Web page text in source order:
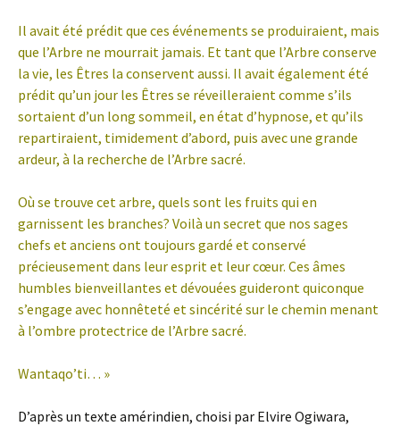
Il avait été prédit que ces événements se produiraient, mais
que l’Arbre ne mourrait jamais. Et tant que l’Arbre conserve
la vie, les Êtres la conservent aussi. Il avait également été
prédit qu’un jour les Êtres se réveilleraient comme s’ils
sortaient d’un long sommeil, en état d’hypnose, et qu’ils
repartiraient, timidement d’abord, puis avec une grande
ardeur, à la recherche de l’Arbre sacré.
Où se trouve cet arbre, quels sont les fruits qui en
garnissent les branches? Voilà un secret que nos sages
chefs et anciens ont toujours gardé et conservé
précieusement dans leur esprit et leur cœur. Ces âmes
humbles bienveillantes et dévouées guideront quiconque
s’engage avec honnêteté et sincérité sur le chemin menant
à l’ombre protectrice de l’Arbre sacré.
Wantaqo’ti… »
D’après un texte amérindien, choisi par Elvire Ogiwara,